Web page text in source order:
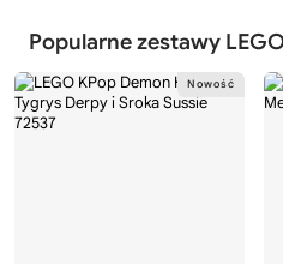
Popularne zestawy